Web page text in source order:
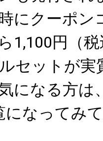
にクーポン
1,100円（
セットが実
になる方は
になってみ